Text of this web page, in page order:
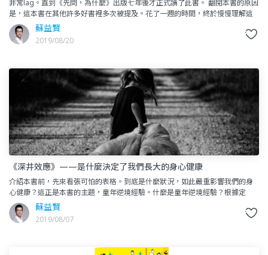
非常lag。直到《先問，為什麼》出版七年後才正式讀了此書。 翻閱本書的原因
是，這本書在其他許多好書裡多次被提及。花了一週的時間，終於慢慢理解這
本書的魔力（？）這篇心得，將不會針對書籍內容做介紹。搜尋書
蘇益賢
2019/08/20
《深井效應》——是什麼決定了我們長大的身心健康
介紹本書前，先來看張可怕的表格。到底是什麼狀況，如此嚴重影響我們的身
心健康？這正是本書的主題，童年逆境經驗。什麼是童年逆境經驗？根據定
義，你可以依據下面十題的描述，來判斷自己是否符合童年逆境經驗：在你
蘇益賢
2019/08/07